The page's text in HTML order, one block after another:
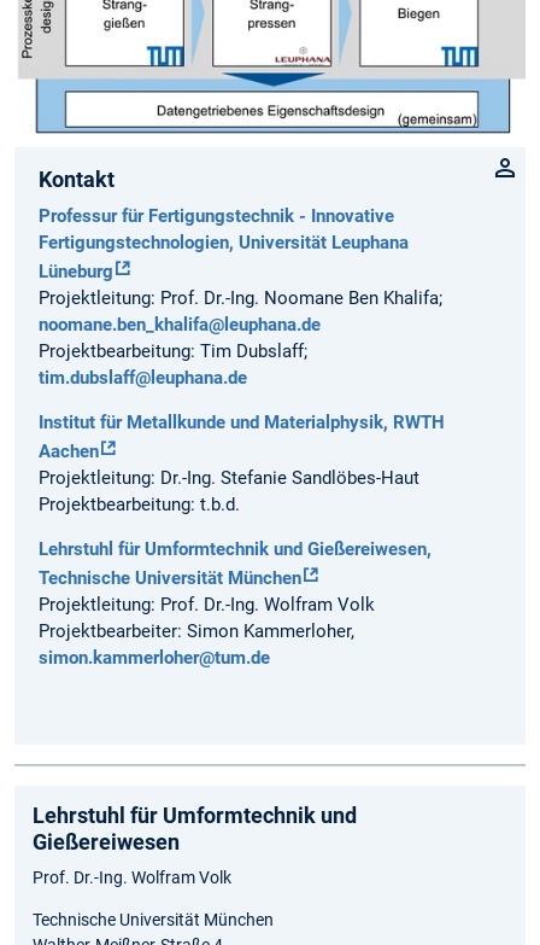
Kontakt
Professur für Fertigungstechnik - Innovative
Fertigungstechnologien, Universität Leuphana
Lüneburg
Projektleitung: Prof. Dr.-Ing. Noomane Ben Khalifa;
noomane.ben_khalifa@leuphana.de
Projektbearbeitung: Tim Dubslaff;
tim.dubslaff@leuphana.de
Institut für Metallkunde und Materialphysik, RWTH
Aachen
Projektleitung: Dr.-Ing. Stefanie Sandlöbes-Haut
Projektbearbeitung: t.b.d.
Lehrstuhl für Umformtechnik und Gießereiwesen,
Technische Universität München
Projektleitung: Prof. Dr.-Ing. Wolfram Volk
Projektbearbeiter: Simon Kammerloher,
simon.kammerloher@tum.de
Lehrstuhl für Umformtechnik und
Gießereiwesen
Prof. Dr.-Ing. Wolfram Volk
Technische Universität München